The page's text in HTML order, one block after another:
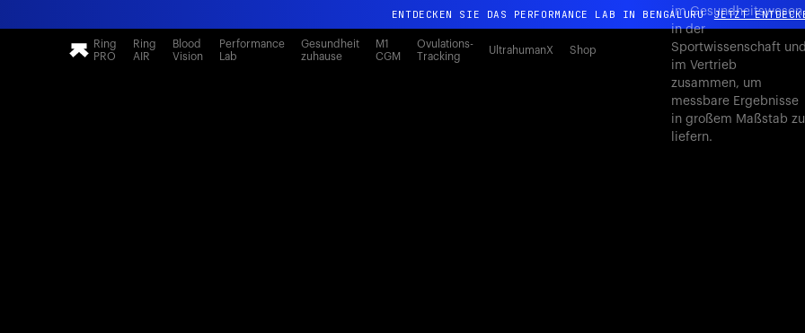
ENTDECKEN SIE DAS PERFORMANCE LAB IN BENGALURU JETZT
Ganz neues Ultrahuman-Erlebnis. Demnächst.
ENTDECKEN SIE DAS PERFORMANCE LAB IN BENGALURU JETZT
Ring
PRO
Ring
AIR
Blood
Vision
Performance
Lab
Gesundheit
zuhause
M1
CGM
Ovulations-
Tracking
UltrahumanX Shop
im Gesundheitswesen,
in der
Sportwissenschaft und
im Vertrieb
zusammen, um
messbare Ergebnisse
in großem Maßstab zu
liefern.